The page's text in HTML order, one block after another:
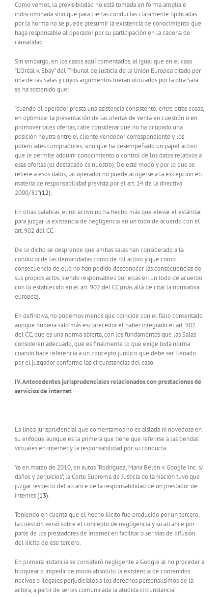
Como vemos, la previsibilidad no está tomada en forma amplia e
indiscriminada sino que para ciertas conductas claramente tipificadas
por la norma no se puede presumir la existencia de conocimiento que
haga responsable al operador por su participación en la cadena de
causalidad.
Sin embargo, en los casos aquí comentados, al igual que en el caso
“L’Oréal v. Ebay” del Tribunal de Justicia de la Unión Europea citado por
una de las Salas y cuyos argumentos fueran utilizados por la otra Sala
se ha sostenido que:
“cuando el operador presta una asistencia consistente, entre otras cosas,
en optimizar la presentación de las ofertas de venta en cuestión o en
promover tales ofertas, cabe considerar que no ha ocupado una
posición neutra entre el cliente vendedor correspondiente y los
potenciales compradores, sino que ha desempeñado un papel activo
que le permite adquirir conocimiento o control de los datos relativos a
esas ofertas (el destacado es nuestro). De este modo y por lo que se
refiere a esos datos, tal operador no puede acogerse a la excepción en
materia de responsabilidad prevista por el art. 14 de la directiva
2000/31”(12).
En otras palabras, el rol activo no ha hecho más que elevar el estándar
para juzgar la existencia de negligencia en un todo de acuerdo con el
art. 902 del CC.
De lo dicho se desprende que ambas salas han considerado a la
conducta de las demandadas como de rol activo y que como
consecuencia de ello no han podido desconocer las consecuencias de
sus propios actos, siendo responsables por ellas en un todo de acuerdo
con lo establecido en el art. 902 del CC (más allá de citar la normativa
europea).
En definitiva, no podemos menos que coincidir con el fallo comentado
aunque hubiera sido más esclarecedor el haber integrado el art. 902
del CC, que es una norma abierta, con los fundamentos que las Salas
consideren adecuado, que es finalmente lo que exige toda norma
cuando hace referencia a un concepto jurídico que debe ser llenado
por el juzgador conforme las circunstancias del caso.
IV. Antecedentes jurisprudenciales relacionados con prestaciones de
servicios de internet
La línea jurisprudencial que comentamos no es aislada ni novedosa en
su enfoque aunque es la primera que tiene que referirse a las tiendas
virtuales en internet y la responsabilidad por su conducta.
Ya en marzo de 2010, en autos “Rodríguez, María Belén v. Google Inc. s/
daños y perjuicios”, la Corte Suprema de Justicia de la Nación tuvo que
juzgar respecto del alcance de la responsabilidad de un prestador de
internet(13).
Teniendo en cuenta que el hecho ilícito fue producido por un tercero,
la cuestión versó sobre el concepto de negligencia y su alcance por
parte de los prestadores de internet en facilitar o ser vías de difusión
del ilícito de ese tercero.
En primera instancia se consideró negligente a Google al no proceder a
bloquear o impedir de modo absoluto la existencia de contenidos
nocivos o ilegales perjudiciales a los derechos personalísimos de la
actora, a partir de serles comunicada la aludida circunstancia”.